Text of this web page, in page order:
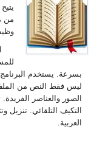
من
بسرعة. يستخدم
ليس فقط النص من الملف
الصور والعناصر
العربية.